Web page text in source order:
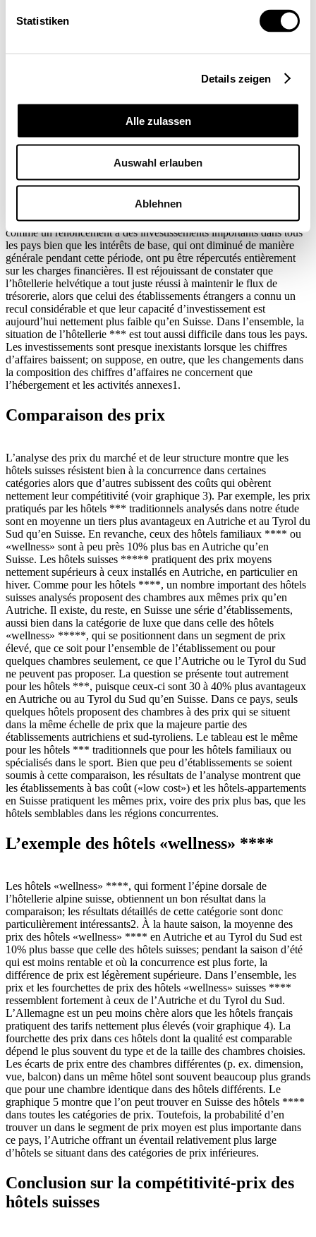
Statistiken
Details zeigen
Alle zulassen
Auswahl erlauben
Ablehnen
d’affaires et à conserver leur flux de trésorerie juste au niveau
nécessaire à l’entreprise. Pendant que les hôtels suisses consolidaient
leurs investissements, ceux situés en Autriche et au Tyrol du Sud
Comparaison des coûts des hôtels ***
coûts de leurs produits; comme pour les hôtels ****, cela provient
probablement de changements dans le panier des produits. En
revanche, les frais de personnel y restent toujours plus élevés qu’en
Autriche ou au Tyrol du Sud. Le progrès le plus net en matière de
contrairement aux établissements ****, ceux situés à l’étranger ont
suivi le mouvement. Nous comprenons surtout cette évolution
comme un renoncement à des investissements importants dans tous
les pays bien que les intérêts de base, qui ont diminué de manière
générale pendant cette période, ont pu être répercutés entièrement
sur les charges financières. Il est réjouissant de constater que
l’hôtellerie helvétique a tout juste réussi à maintenir le flux de
trésorerie, alors que celui des établissements étrangers a connu un
recul considérable et que leur capacité d’investissement est
aujourd’hui nettement plus faible qu’en Suisse. Dans l’ensemble, la
situation de l’hôtellerie *** est tout aussi difficile dans tous les pays.
Les investissements sont presque inexistants lorsque les chiffres
d’affaires baissent; on suppose, en outre, que les changements dans
la composition des chiffres d’affaires ne concernent que
l’hébergement et les activités annexes1.
Comparaison des prix
L’analyse des prix du marché et de leur structure montre que les
hôtels suisses résistent bien à la concurrence dans certaines
catégories alors que d’autres subissent des coûts qui obèrent
nettement leur compétitivité (voir graphique 3). Par exemple, les prix
pratiqués par les hôtels *** traditionnels analysés dans notre étude
sont en moyenne un tiers plus avantageux en Autriche et au Tyrol du
Sud qu’en Suisse. En revanche, ceux des hôtels familiaux **** ou
«wellness» sont à peu près 10% plus bas en Autriche qu’en
Suisse. Les hôtels suisses ***** pratiquent des prix moyens
nettement supérieurs à ceux installés en Autriche, en particulier en
hiver. Comme pour les hôtels ****, un nombre important des hôtels
suisses analysés proposent des chambres aux mêmes prix qu’en
Autriche. Il existe, du reste, en Suisse une série d’établissements,
aussi bien dans la catégorie de luxe que dans celle des hôtels
«wellness» *****, qui se positionnent dans un segment de prix
élevé, que ce soit pour l’ensemble de l’établissement ou pour
quelques chambres seulement, ce que l’Autriche ou le Tyrol du Sud
ne peuvent pas proposer. La question se présente tout autrement
pour les hôtels ***, puisque ceux-ci sont 30 à 40% plus avantageux
en Autriche ou au Tyrol du Sud qu’en Suisse. Dans ce pays, seuls
quelques hôtels proposent des chambres à des prix qui se situent
dans la même échelle de prix que la majeure partie des
établissements autrichiens et sud-tyroliens. Le tableau est le même
pour les hôtels *** traditionnels que pour les hôtels familiaux ou
spécialisés dans le sport. Bien que peu d’établissements se soient
soumis à cette comparaison, les résultats de l’analyse montrent que
les établissements à bas coût («low cost») et les hôtels-appartements
en Suisse pratiquent les mêmes prix, voire des prix plus bas, que les
hôtels semblables dans les régions concurrentes.
L’exemple des hôtels «wellness» ****
Les hôtels «wellness» ****, qui forment l’épine dorsale de
l’hôtellerie alpine suisse, obtiennent un bon résultat dans la
comparaison; les résultats détaillés de cette catégorie sont donc
particulièrement intéressants2. À la haute saison, la moyenne des
prix des hôtels «wellness» **** en Autriche et au Tyrol du Sud est
10% plus basse que celle des hôtels suisses; pendant la saison d’été
qui est moins rentable et où la concurrence est plus forte, la
différence de prix est légèrement supérieure. Dans l’ensemble, les
prix et les fourchettes de prix des hôtels «wellness» suisses ****
ressemblent fortement à ceux de l’Autriche et du Tyrol du Sud.
L’Allemagne est un peu moins chère alors que les hôtels français
pratiquent des tarifs nettement plus élevés (voir graphique 4). La
fourchette des prix dans ces hôtels dont la qualité est comparable
dépend le plus souvent du type et de la taille des chambres choisies.
Les écarts de prix entre des chambres différentes (p. ex. dimension,
vue, balcon) dans un même hôtel sont souvent beaucoup plus grands
que pour une chambre identique dans des hôtels différents. Le
graphique 5 montre que l’on peut trouver en Suisse des hôtels ****
dans toutes les catégories de prix. Toutefois, la probabilité d’en
trouver un dans le segment de prix moyen est plus importante dans
ce pays, l’Autriche offrant un éventail relativement plus large
d’hôtels se situant dans des catégories de prix inférieures.
Conclusion sur la compétitivité-prix des
hôtels suisses